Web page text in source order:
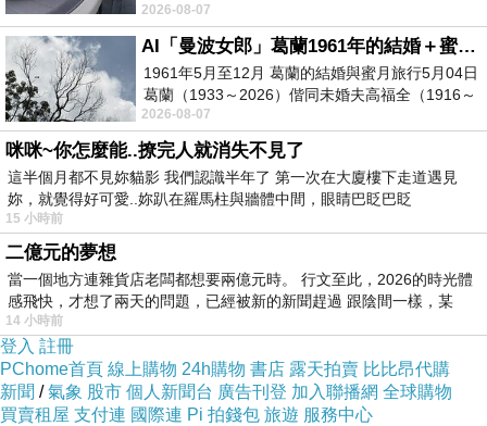
望 風中飄逸的是映日荷花別樣紅
2026-08-07
AI「曼波女郎」葛蘭1961年的結婚＋蜜月旅行 #戀上老電影 #葛蘭 #粟子
1961年5月至12月 葛蘭的結婚與蜜月旅行5月04日
葛蘭（1933～2026）偕同未婚夫高福全（1916～
2004）乘郵輪赴倫敦6月15日於英國倫敦St.S
2026-08-07
咪咪~你怎麼能..撩完人就消失不見了
這半個月都不見妳貓影 我們認識半年了 第一次在大廈樓下走道遇見
妳，就覺得好可愛..妳趴在羅馬柱與牆體中間，眼睛巴眨巴眨
15 小時前
二億元的夢想
當一個地方連雜貨店老闆都想要兩億元時。 行文至此，2026的時光體
感飛快，才想了兩天的問題，已經被新的新聞趕過 跟陰間一樣，某
14 小時前
登入 註冊
PChome首頁 線上購物 24h購物 書店 露天拍賣 比比昂代購
新聞 /氣象 股市 個人新聞台 廣告刊登 加入聯播網 全球購物
買賣租屋 支付連 國際連 Pi 拍錢包 旅遊 服務中心